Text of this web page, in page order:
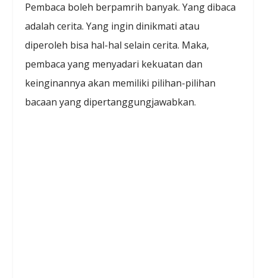
Pembaca boleh berpamrih banyak. Yang dibaca
adalah cerita. Yang ingin dinikmati atau
diperoleh bisa hal-hal selain cerita. Maka,
pembaca yang menyadari kekuatan dan
keinginannya akan memiliki pilihan-pilihan
bacaan yang dipertanggungjawabkan.